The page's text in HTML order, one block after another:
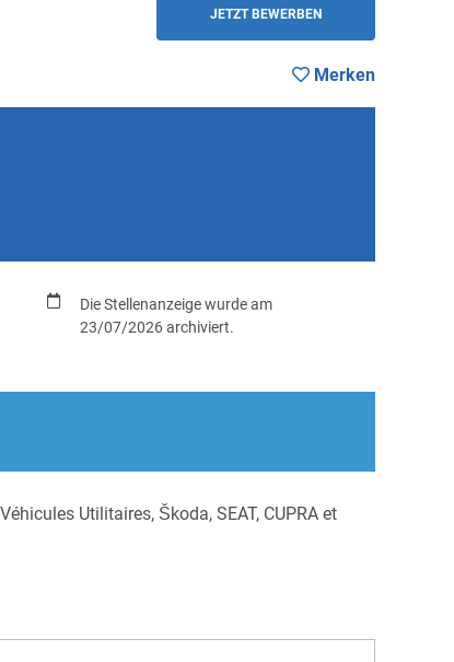
JETZT BEWERBEN
Merken
Die Stellenanzeige wurde am
23/07/2026 archiviert.
Utilitaires, Škoda, SEAT, CUPRA et